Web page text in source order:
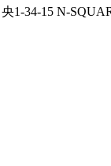
1-34-15 N-